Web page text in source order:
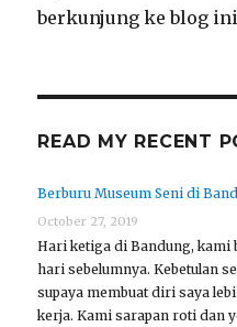
berkunjung ke blog ini
READ MY RECENT
Berburu Museum Seni di
October 27, 2019
Hari ketiga di Bandung, kami
hari sebelumnya. Kebetulan
supaya membuat diri saya
kerja. Kami sarapan roti dan